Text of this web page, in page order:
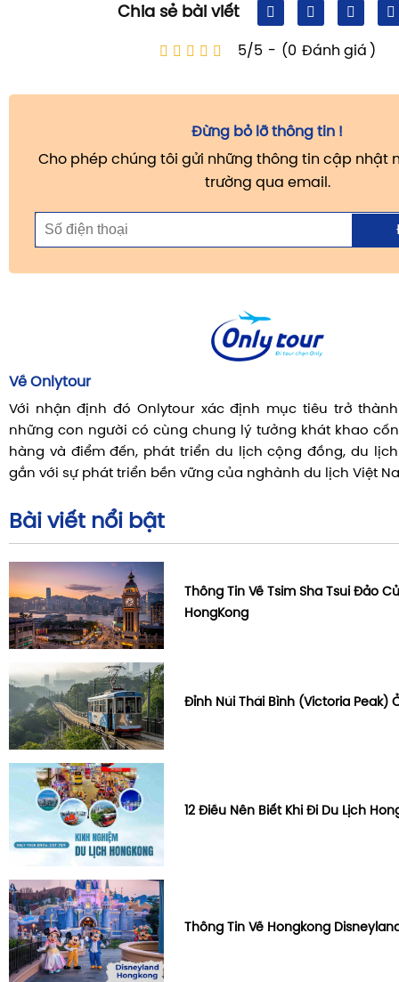
Chia sẻ bài viết
5/5 - (0 Đánh giá )
Đừng bỏ lỡ thông tin !
Cho phép chúng tôi gửi những thông tin cập nhật
trường qua email.
Về Onlytour
Với nhận định đó Onlytour xác định mục tiêu trở
những con người có cùng chung lý tưởng khát khao
hàng và điểm đến, phát triển du lịch cộng đồng, du
gắn với sự phát triển bền vững của nghành du lịch Việt
Bài viết nổi bật
Thông Tin Về Tsim Sha Tsui Đảo
HongKong
Đỉnh Núi Thái Bình (Victoria Peak)
12 Điều Nên Biết Khi Đi Du Lịch
Thông Tin Về Hongkong